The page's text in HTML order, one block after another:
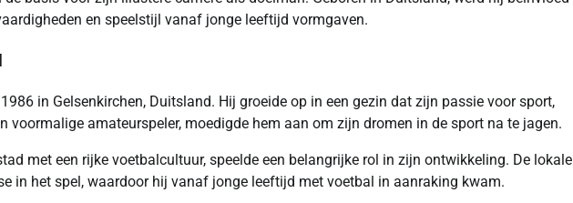
en speelstijl vanaf jonge leeftijd vormgaven.
in Gelsenkirchen, Duitsland. Hij groeide op in een gezin dat zijn passie voor sport,
voormalige amateurspeler, moedigde hem aan om zijn dromen in de sport na te jagen.
met een rijke voetbalcultuur, speelde een belangrijke rol in zijn ontwikkeling. De lokale
in het spel, waardoor hij vanaf jonge leeftijd met voetbal in aanraking kwam.